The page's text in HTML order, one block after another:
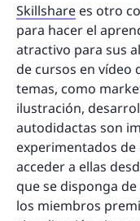
Skillshare es otro
para hacer el
atractivo para sus
de cursos en vídeo
temas, como
ilustración,
autodidactas son
experimentados
acceder a ellas
que se disponga
los miembros